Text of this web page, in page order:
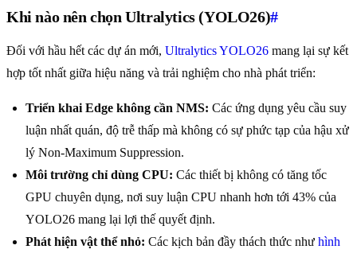
Khi nào nên chọn Ultralytics (YOLO26)#
Đối với hầu hết các dự án mới, Ultralytics YOLO26 mang lại sự kết
hợp tốt nhất giữa hiệu năng và trải nghiệm cho nhà phát triển:
Triển khai Edge không cần NMS: Các ứng dụng yêu cầu suy
luận nhất quán, độ trễ thấp mà không có sự phức tạp của hậu xử
lý Non-Maximum Suppression.
Môi trường chỉ dùng CPU: Các thiết bị không có tăng tốc
GPU chuyên dụng, nơi suy luận CPU nhanh hơn tới 43% của
YOLO26 mang lại lợi thế quyết định.
Phát hiện vật thể nhỏ: Các kịch bản đầy thách thức như hình